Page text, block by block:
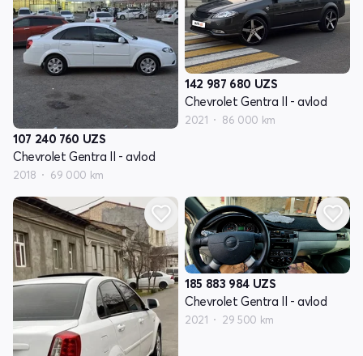
107 240 760 UZS
Chevrolet Gentra II - avlod
2018 69 000 km
142 987 680 UZS
Chevrolet Gentra II - avlod
2021 86 000 km
185 883 984 UZS
Chevrolet Gentra II - avlod
2021 29 500 km